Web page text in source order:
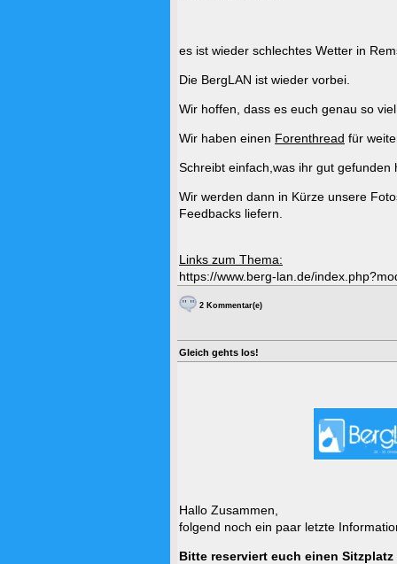
es ist wieder schlechtes Wetter in
Die BergLAN ist wieder vorbei.
Wir hoffen, dass es euch genau so
Wir haben einen Forenthread für
Schreibt einfach,was ihr gut
Wir werden dann in Kürze unsere
Feedbacks liefern.
Links zum Thema:
https://www.berg-lan.de/
2 Kommentar(e)
Gleich gehts los!
Hallo Zusammen,
folgend noch ein paar letzte
Bitte reserviert euch einen